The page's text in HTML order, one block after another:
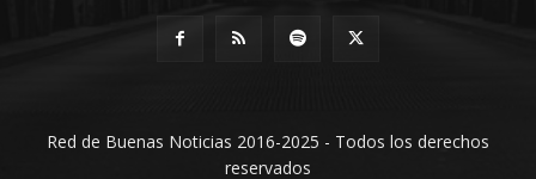
Red de Buenas Noticias 2016-2025 - Todos los derechos
reservados